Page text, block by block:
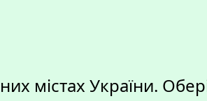
містах України.